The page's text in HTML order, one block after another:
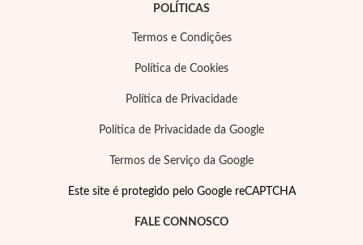
POLÍTICAS
Termos e Condições
Política de Cookies
Política de Privacidade
Política de Privacidade da Google
Termos de Serviço da Google
Este site é protegido pelo Google reCAPTCHA
FALE CONNOSCO